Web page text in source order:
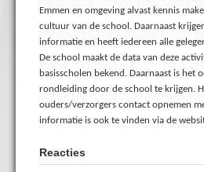
Emmen en omgeving alvast kennis
cultuur van de school. Daarnaast
informatie en heeft iedereen alle
De school maakt de data van deze
basisscholen bekend. Daarnaast is het
rondleiding door de school te krijgen.
ouders/verzorgers contact opnemen
informatie is ook te vinden via de
Reacties